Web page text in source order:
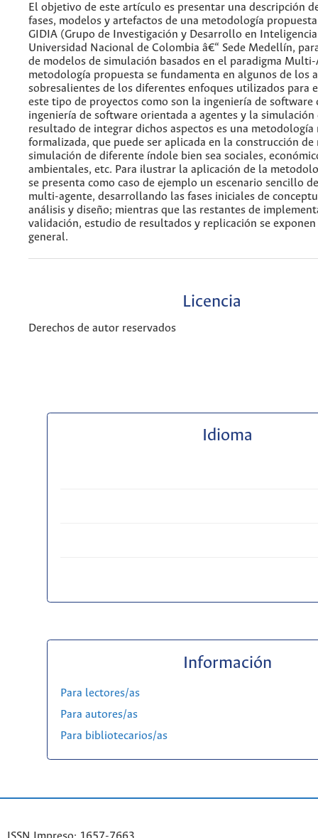
El objetivo de este artículo es presentar una descripción
fases, modelos y artefactos de una metodología
GIDIA (Grupo de Investigación y Desarrollo en
Universidad Nacional de Colombia â€“ Sede Medellín,
de modelos de simulación basados en el paradigma Multi-
metodología propuesta se fundamenta en algunos de los
sobresalientes de los diferentes enfoques utilizados para
este tipo de proyectos como son la ingeniería de software
ingeniería de software orientada a agentes y la simulación
resultado de integrar dichos aspectos es una
formalizada, que puede ser aplicada en la construcción de
simulación de diferente índole bien sea sociales,
ambientales, etc. Para ilustrar la aplicación de la
se presenta como caso de ejemplo un escenario sencillo
multi-agente, desarrollando las fases iniciales de
análisis y diseño; mientras que las restantes de
validación, estudio de resultados y replicación se exponen
general.
Licencia
Derechos de autor reservados
Idioma
Información
Para lectores/as
Para autores/as
Para bibliotecarios/as